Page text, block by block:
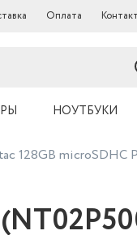
Оплата
НОУТБУКИ
128GB